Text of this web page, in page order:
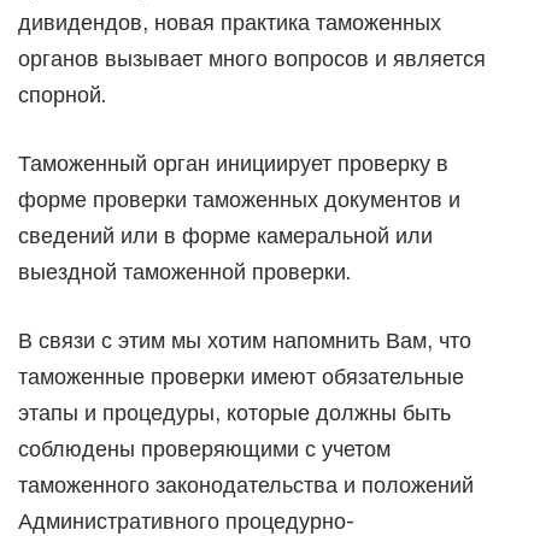
дивидендов, новая практика таможенных
органов вызывает много вопросов и является
спорной.
Таможенный орган инициирует проверку в
форме проверки таможенных документов и
сведений или в форме камеральной или
выездной таможенной проверки.
В связи с этим мы хотим напомнить Вам, что
таможенные проверки имеют обязательные
этапы и процедуры, которые должны быть
соблюдены проверяющими с учетом
таможенного законодательства и положений
Административного процедурно-